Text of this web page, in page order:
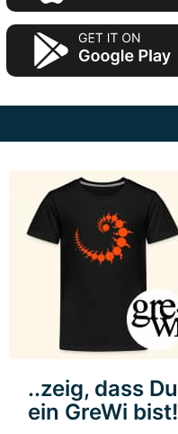
..zeig, dass Du
ein GreWi bist!